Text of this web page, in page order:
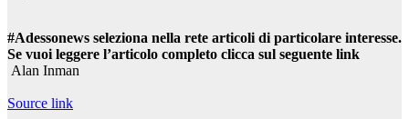
#Adessonews seleziona nella rete articoli di particolare interesse.
Se vuoi leggere l’articolo completo clicca sul seguente link
Alan Inman
Source link